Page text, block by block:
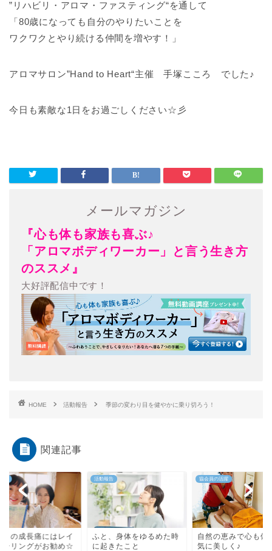
”リハビリ・アロマ・ファスティング“を通して
「80歳になっても自分のやりたいことを
ワクワクとやり続ける仲間を増やす！」
アロマサロン”Hand to Heart“主催 手塚こころ でした♪
今日も素敵な1日をお過ごしください☆彡
メールマガジン
『心も体も家族も喜ぶ♪
「アロマボディワーカー」と言う生き方
のススメ』
大好評配信中です！
HOME 活動報告 季節の変わり目を健やかに乗り切ろう！
関連記事
もの成長痛にはレイ
ーリングがお勧め☆
活動報告
ふと、身体をゆるめた時
に起きたこと
協会員の活躍
自然の恵みで心も体
気に美しく♪